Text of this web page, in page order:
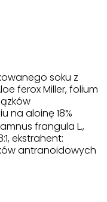
soku z
ferox Miller, folium
na aloinę 18%
frangula L.,
ekstrahent:
antranoidowych